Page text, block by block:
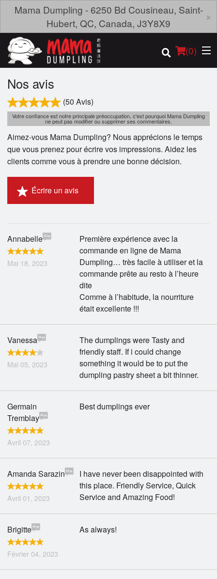
Mama Dumpling - 6250 Bd Cousineau, Saint-
Hubert, QC, Canada, J3Y8X9
×
(0)
Commander en ligne
Emplacement
Français
Inscription
Panier (0)
Rechercher
Nos avis
(50 Avis)
Votre confiance est notre principale préoccupation, c'est pourquoi Mama Dumpling
ne peut pas modifier ou supprimer ses commentaires.
Aimez-vous Mama Dumpling? Nous apprécions le temps
que vous prenez pour écrire vos impressions. Aidez les
clients comme vous à prendre une bonne décision.
Écrire un avis
Annabelle
Mai 18, 2023
Première expérience avec la
commande en ligne de Mama
Dumpling… très facile à utiliser et la
commande prête au resto à l’heure
dite
Comme à l’habitude, la nourriture
était excellente !!!
Vanessa
Mai 05, 2023
The dumplings were Tasty and
friendly staff. If i could change
something it would be to put the
dumpling pastry sheet a bit thinner.
Germain
Tremblay
Avril 07, 2023
Best dumplings ever
Amanda Sarazin
Avril 01, 2023
I have never been disappointed with
this place. Friendly Service, Quick
Service and Amazing Food!
Brigitte
Février 04, 2023
As always!